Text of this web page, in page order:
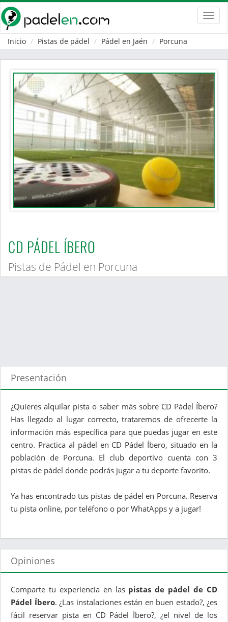
Inicio
Pistas de pádel Pádel en Jaén Porcuna
CD PÁDEL ÍBERO
Pistas de Pádel en Porcuna
Presentación
¿Quieres alquilar pista o saber más sobre CD Pádel Íbero?
Has llegado al lugar correcto, trataremos de ofrecerte la
información más específica para que puedas jugar en este
centro. Practica al pádel en CD Pádel Íbero, situado en la
población de Porcuna. El club deportivo cuenta con 3
pistas de pádel donde podrás jugar a tu deporte favorito.
Ya has encontrado tus pistas de pádel en Porcuna. Reserva
tu pista online, por teléfono o por WhatApps y a jugar!
Opiniones
Comparte tu experiencia en las pistas de pádel de CD
Pádel Íbero. ¿Las instalaciones están en buen estado?, ¿es
fácil reservar pista en CD Pádel Íbero?, ¿el nivel de los